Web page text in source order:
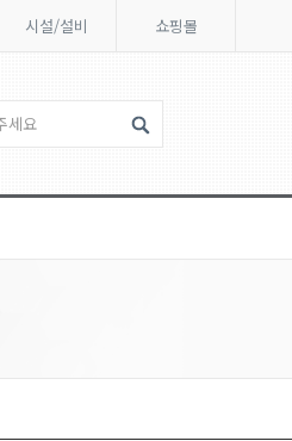
시설/설비 쇼핑몰